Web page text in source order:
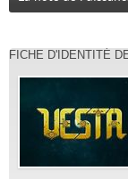
FICHE D'IDENTITÉ